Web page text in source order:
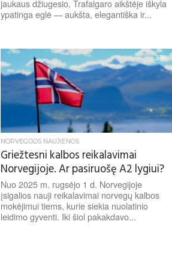
jaukaus džiugesio, Trafalgaro aikštėje iškyla
ypatinga eglė — aukšta, elegantiška ir...
3.1K
NORVEGIJOS NAUJIENOS
Griežtesni kalbos reikalavimai
Norvegijoje. Ar pasiruošę A2 lygiui?
Nuo 2025 m. rugsėjo 1 d. Norvegijoje
įsigalios nauji reikalavimai norvegų kalbos
mokėjimui tiems, kurie siekia nuolatinio
leidimo gyventi. Iki šiol pakakdavo...